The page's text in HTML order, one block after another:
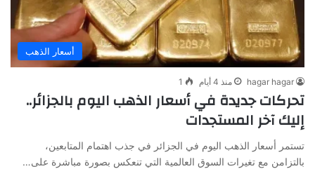
أسعار الذهب
hagar hagar منذ 4 أيام 1
تحركات جديدة في أسعار الذهب اليوم بالجزائر..
إليك آخر المستجدات
تستمر أسعار الذهب اليوم في الجزائر في جذب اهتمام المتابعين،
بالتزامن مع تغيرات السوق العالمية التي تنعكس بصورة مباشرة على…